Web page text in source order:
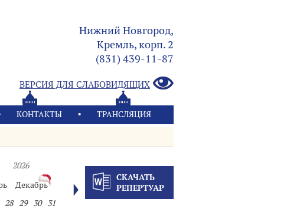
Нижний Новгород,
Кремль, корп. 2
(831) 439-11-87
ВЕРСИЯ ДЛЯ СЛАБОВИДЯЩИХ
КОНТАКТЫ ТРАНСЛЯЦИЯ
2026
Декабрь
28 29 30 31
СКАЧАТЬ
РЕПЕРТУАР